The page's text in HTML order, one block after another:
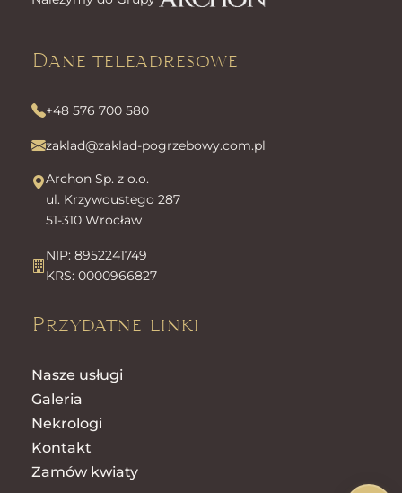
Dane teleadresowe
+48 576 700 580
zaklad@zaklad-pogrzebowy.com.pl
Archon Sp. z o.o.
ul. Krzywoustego 287
51-310 Wrocław
NIP: 8952241749
KRS: 0000966827
Przydatne linki
Nasze usługi
Galeria
Nekrologi
Kontakt
Zamów kwiaty